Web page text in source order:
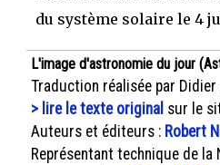
du système solaire le 4
L'image d'astronomie du jour
Traduction réalisée par
> lire le texte original sur le
Auteurs et éditeurs : Robert
Représentant technique de la